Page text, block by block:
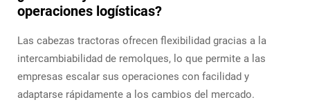
operaciones logísticas?
Las cabezas tractoras ofrecen flexibilidad gracias a la
intercambiabilidad de remolques, lo que permite a las
empresas escalar sus operaciones con facilidad y
adaptarse rápidamente a los cambios del mercado.